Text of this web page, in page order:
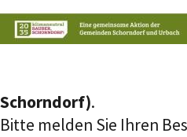
Schorndorf).
Bitte melden Sie Ihren